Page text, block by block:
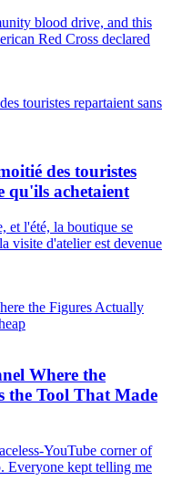
blood drive, and this
Red Cross declared
des touristes
qu'ils achetaient
et l'été, la boutique se
visite d'atelier est devenue
Where the
the Tool That Made
YouTube corner of
Everyone kept telling me